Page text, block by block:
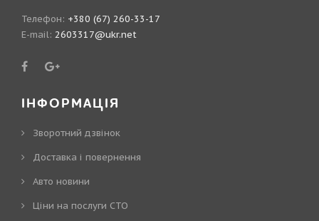
Телефон: +380 (67) 260-33-17
E-mail: 2603317@ukr.net
ІНФОРМАЦІЯ
Зворотний дзвінок
Доставка і повернення
Авто новини
Ціни на послуги СТО